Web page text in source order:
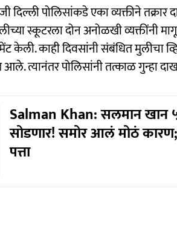
दिल्ली पोलिसांकडे एका व्यक्तीने तक्रार
स्कूटरला दोन अनोळखी व्यक्तींनी
केली. काही दिवसांनी संबंधित
आले. त्यानंतर पोलिसांनी तत्काळ
Salman Khan: सलमान खान
सोडणार! समोर आलं मोठं
पत्ता